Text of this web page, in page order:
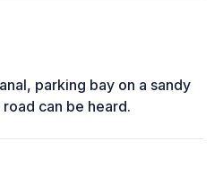
parking bay on a sandy
can be heard.